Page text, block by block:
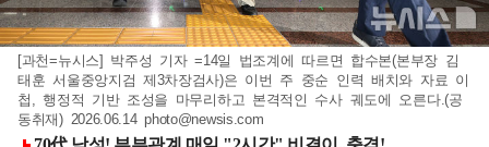
[과천=뉴시스] 박주성 기자 =14일 법조계에 따르면 합수본(본부장 김
태훈 서울중앙지검 제3차장검사)은 이번 주 중순 인력 배치와 자료 이
첩, 행정적 기반 조성을 마무리하고 본격적인 수사 궤도에 오른다.(공
동취재) 2026.06.14photo@newsis.com